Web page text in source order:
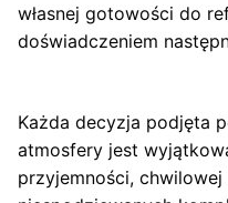
własnej gotowości do
doświadczeniem
Każda decyzja podjęta
atmosfery jest
przyjemności,